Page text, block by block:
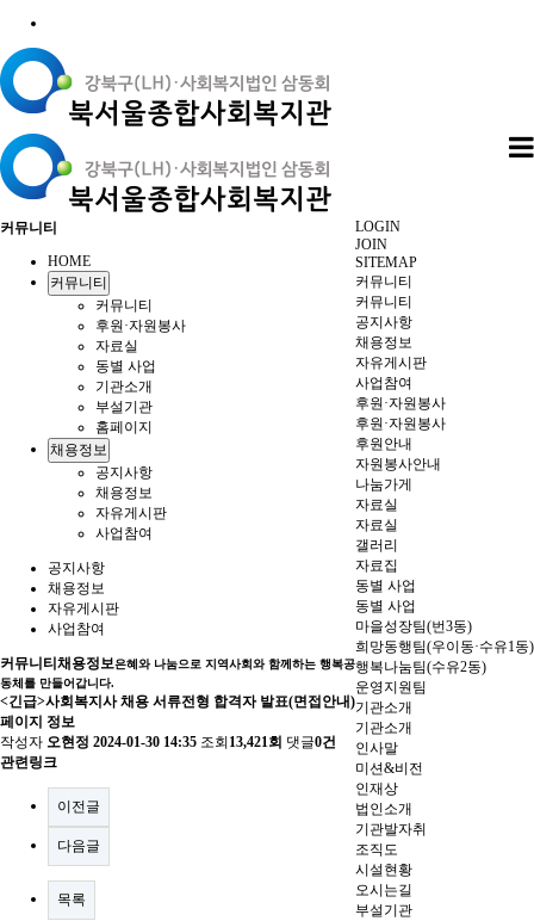
LOGIN
JOIN
SITEMAP
커뮤니티
커뮤니티
공지사항
채용정보
자유게시판
사업참여
후원·자원봉사
후원·자원봉사
후원안내
자원봉사안내
나눔가게
자료실
자료실
갤러리
자료집
동별 사업
동별 사업
마을성장팀(번3동)
희망동행팀(우이동·수유1동)
행복나눔팀(수유2동)
운영지원팀
기관소개
기관소개
인사말
미션&비전
인재상
법인소개
기관발자취
조직도
시설현황
오시는길
부설기관
커뮤니티
HOME
커뮤니티
커뮤니티
후원·자원봉사
자료실
동별 사업
기관소개
부설기관
홈페이지
채용정보
공지사항
채용정보
자유게시판
사업참여
공지사항
채용정보
자유게시판
사업참여
커뮤니티 채용정보은혜와 나눔으로 지역사회와 함께하는 행복공
동체를 만들어갑니다.
<긴급>사회복지사 채용 서류전형 합격자 발표(면접안내)
페이지 정보
작성자 오현정 2024-01-30 14:35 조회 13,421회 댓글0건
관련링크
이전글
다음글
목록